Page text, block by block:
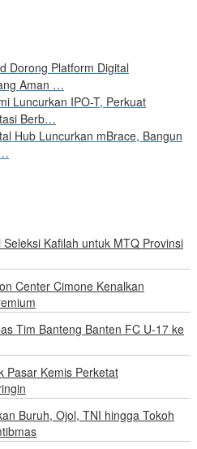
Dorong Platform Digital
Aman …
Luncurkan IPO-T, Perkuat
Berb…
Hub Luncurkan mBrace, Bangun
Kafilah untuk MTQ Provinsi
Center Cimone Kenalkan
Tim Banteng Banten FC U-17 ke
Pasar Kemis Perketat
Buruh, Ojol, TNI hingga Tokoh